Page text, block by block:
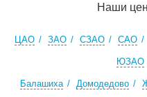
Наши
ЦАО ЗАО СЗАО САО
ЮЗАО
Балашиха Домодедово